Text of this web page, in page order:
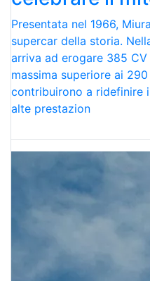
Presentata nel 1966,
supercar della storia.
arriva ad erogare 385
massima superiore ai
contribuirono a ridefinire
alte prestazion